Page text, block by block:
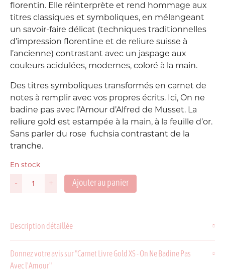
florentin. Elle réinterprète et rend hommage aux
titres classiques et symboliques, en mélangeant
un savoir-faire délicat (techniques traditionnelles
d’impression florentine et de reliure suisse à
l’ancienne) contrastant avec un jaspage aux
couleurs acidulées, modernes, coloré à la main.
Des titres symboliques transformés en carnet de
notes à remplir avec vos propres écrits. Ici, On ne
badine pas avec l’Amour d’Alfred de Musset. La
reliure gold est estampée à la main, à la feuille d’or.
Sans parler du rose fuchsia contrastant de la
tranche.
En stock
-
quantité
Gold
On
Ne
+ Ajouter au panier
Description détaillée
Donnez votre avis sur "Carnet Livre Gold XS - On Ne Badine Pas
Avec l'Amour"